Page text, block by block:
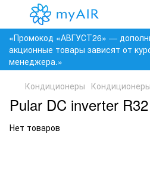
«Промокод «АВГУСТ26» —
акционные товары зависят от
менеджера.»
Кондиционеры
Pular DC inverter R32
Нет товаров